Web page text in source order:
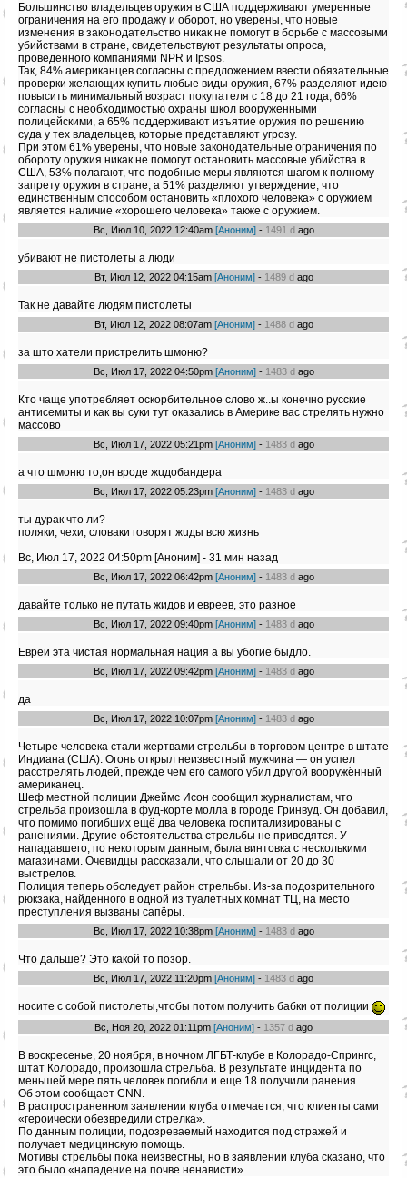
Большинство владельцев оружия в США поддерживают умеренные
ограничения на его продажу и оборот, но уверены, что новые
изменения в законодательство никак не помогут в борьбе с массовыми
убийствами в стране, свидетельствуют результаты опроса,
проведенного компаниями NPR и Ipsos.
Так, 84% американцев согласны с предложением ввести обязательные
проверки желающих купить любые виды оружия, 67% разделяют идею
повысить минимальный возраст покупателя с 18 до 21 года, 66%
согласны с необходимостью охраны школ вооруженными
полицейскими, а 65% поддерживают изъятие оружия по решению
суда у тех владельцев, которые представляют угрозу.
При этом 61% уверены, что новые законодательные ограничения по
обороту оружия никак не помогут остановить массовые убийства в
США, 53% полагают, что подобные меры являются шагом к полному
запрету оружия в стране, а 51% разделяют утверждение, что
единственным способом остановить «плохого человека» с оружием
является наличие «хорошего человека» также с оружием.
Вс, Июл 10, 2022 12:40am [Аноним]- 1491 dago
убивают не пистолеты а люди
Вт, Июл 12, 2022 04:15am [Аноним]- 1489 dago
Так не давайте людям пистолеты
Вт, Июл 12, 2022 08:07am [Аноним]- 1488 dago
за што хатели пристрелить шмоню?
Вс, Июл 17, 2022 04:50pm [Аноним]- 1483 dago
Кто чаще употребляет оскорбительное слово ж..ы конечно русские
антисемиты и как вы суки тут оказались в Америке вас стрелять нужно
массово
Вс, Июл 17, 2022 05:21pm [Аноним]- 1483 dago
а что шмоню то,он вроде жuдобандера
Вс, Июл 17, 2022 05:23pm [Аноним]- 1483 dago
ты дурак что ли?
поляки, чехи, словаки говорят жuды всю жизнь
Вс, Июл 17, 2022 04:50pm [Аноним] - 31 мин назад
Вс, Июл 17, 2022 06:42pm [Аноним]- 1483 dago
давайте только не путать жидов и евреев, это разное
Вс, Июл 17, 2022 09:40pm [Аноним]- 1483 dago
Евреи эта чистая нормальная нация а вы убогие быдло.
Вс, Июл 17, 2022 09:42pm [Аноним]- 1483 dago
да
Вс, Июл 17, 2022 10:07pm [Аноним]- 1483 dago
Четыре человека стали жертвами стрельбы в торговом центре в штате
Индиана (США). Огонь открыл неизвестный мужчина — он успел
расстрелять людей, прежде чем его самого убил другой вооружённый
американец.
Шеф местной полиции Джеймс Исон сообщил журналистам, что
стрельба произошла в фуд-корте молла в городе Гринвуд. Он добавил,
что помимо погибших ещё два человека госпитализированы с
ранениями. Другие обстоятельства стрельбы не приводятся. У
нападавшего, по некоторым данным, была винтовка с несколькими
магазинами. Очевидцы рассказали, что слышали от 20 до 30
выстрелов.
Полиция теперь обследует район стрельбы. Из-за подозрительного
рюкзака, найденного в одной из туалетных комнат ТЦ, на место
преступления вызваны сапёры.
Вс, Июл 17, 2022 10:38pm [Аноним]- 1483 dago
Что дальше? Это какой то позор.
Вс, Июл 17, 2022 11:20pm [Аноним] - 1483 d ago
носите с собой пистолеты,чтобы потом получить бабки от полиции
Вс, Ноя 20, 2022 01:11pm [Аноним] - 1357 d ago
В воскресенье, 20 ноября, в ночном ЛГБТ-клубе в Колорадо-Спрингс,
штат Колорадо, произошла стрельба. В результате инцидента по
меньшей мере пять человек погибли и еще 18 получили ранения.
Об этом сообщает CNN.
В распространенном заявлении клуба отмечается, что клиенты сами
«героически обезвредили стрелка».
По данным полиции, подозреваемый находится под стражей и
получает медицинскую помощь.
Мотивы стрельбы пока неизвестны, но в заявлении клуба сказано, что
это было «нападение на почве ненависти».